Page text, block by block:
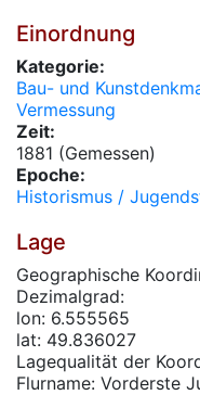
Einordnung
Kategorie:
Bau- und
Vermessung
Zeit:
1881 (Gemessen)
Epoche:
Historismus /
Lage
Geographische
Dezimalgrad:
lon: 6.555565
lat: 49.836027
Lagequalität der
Flurname: Vorderste